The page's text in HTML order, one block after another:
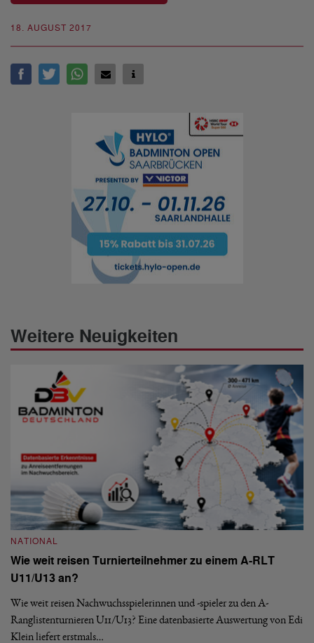
18. AUGUST 2017
Weitere Neuigkeiten
NATIONAL
Wie weit reisen Turnierteilnehmer zu einem A-RLT
U11/U13 an?
Wie weit reisen Nachwuchsspielerinnen und -spieler zu den A-
Ranglistenturnieren U11/U13? Eine datenbasierte Auswertung von Edi
Klein liefert erstmals…